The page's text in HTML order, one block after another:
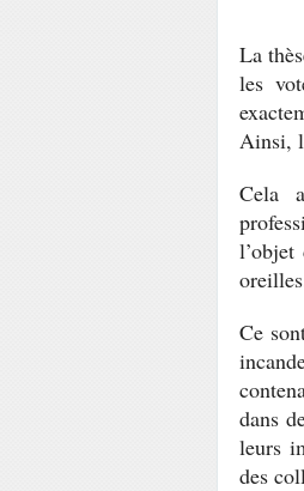
La
les
Ainsi,
Cela
l’objet
Ce
dans
leurs
des